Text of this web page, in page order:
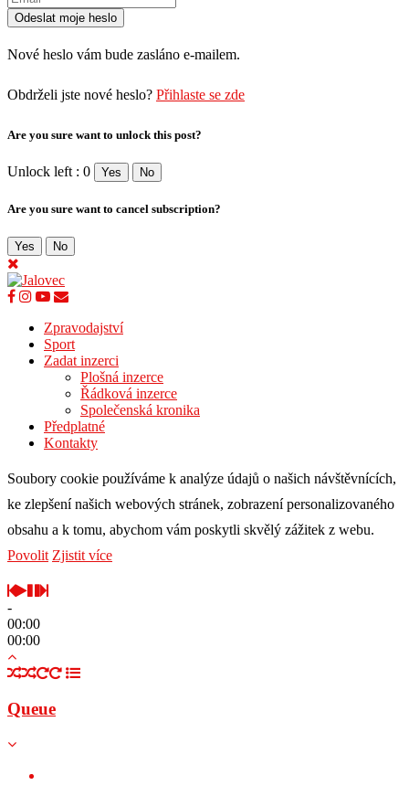
Nové heslo vám bude zasláno e-mailem.
Obdrželi jste nové heslo? Přihlaste se zde
Are you sure want to unlock this post?
Unlock left : 0 Yes No
Are you sure want to cancel subscription?
Yes No
Zpravodajství
Sport
Zadat inzerci
Plošná inzerce
Řádková inzerce
Společenská kronika
Předplatné
Kontakty
Soubory cookie používáme k analýze údajů o našich návštěvnících,
ke zlepšení našich webových stránek, zobrazení personalizovaného
obsahu a k tomu, abychom vám poskytli skvělý zážitek z webu.
Povolit Zjistit více
-
00:00
00:00
Queue